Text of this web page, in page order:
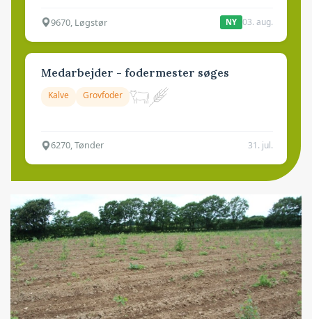
9670, Løgstør NY 03. aug.
Medarbejder - fodermester søges
Kalve Grovfoder
6270, Tønder 31. jul.